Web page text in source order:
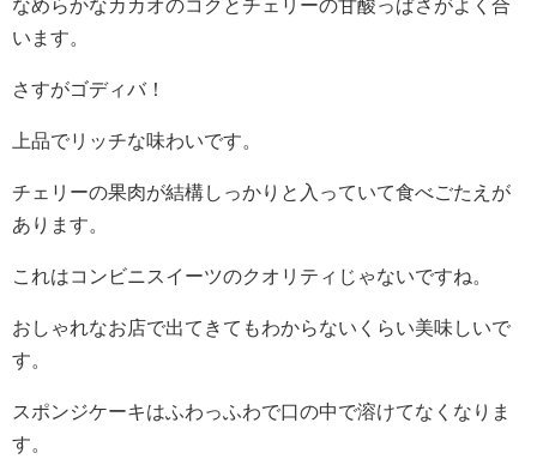
なめらかなカカオのコクとチェリーの甘酸っぱさがよく合
います。
さすがゴディバ！
上品でリッチな味わいです。
チェリーの果肉が結構しっかりと入っていて食べごたえが
あります。
これはコンビニスイーツのクオリティじゃないですね。
おしゃれなお店で出てきてもわからないくらい美味しいで
す。
スポンジケーキはふわっふわで口の中で溶けてなくなりま
す。